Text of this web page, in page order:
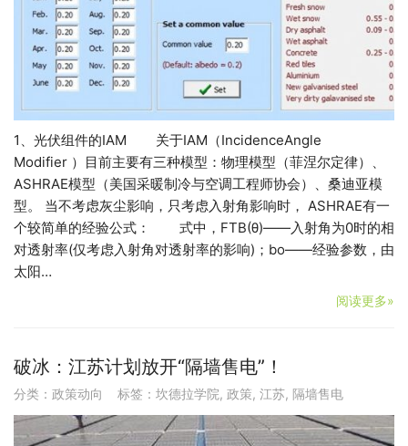
1、光伏组件的IAM 关于IAM（IncidenceAngle
Modifier ）目前主要有三种模型：物理模型（菲涅尔定律）、
ASHRAE模型（美国采暖制冷与空调工程师协会）、桑迪亚模
型。 当不考虑灰尘影响，只考虑入射角影响时， ASHRAE有一
个较简单的经验公式： 式中，FTB(θ)——入射角为0时的相
对透射率(仅考虑入射角对透射率的影响)；bo——经验参数，由
太阳…
阅读更多»
破冰：江苏计划放开“隔墙售电”！
分类： 政策动向 标签： 坎德拉学院, 政策, 江苏, 隔墙售电